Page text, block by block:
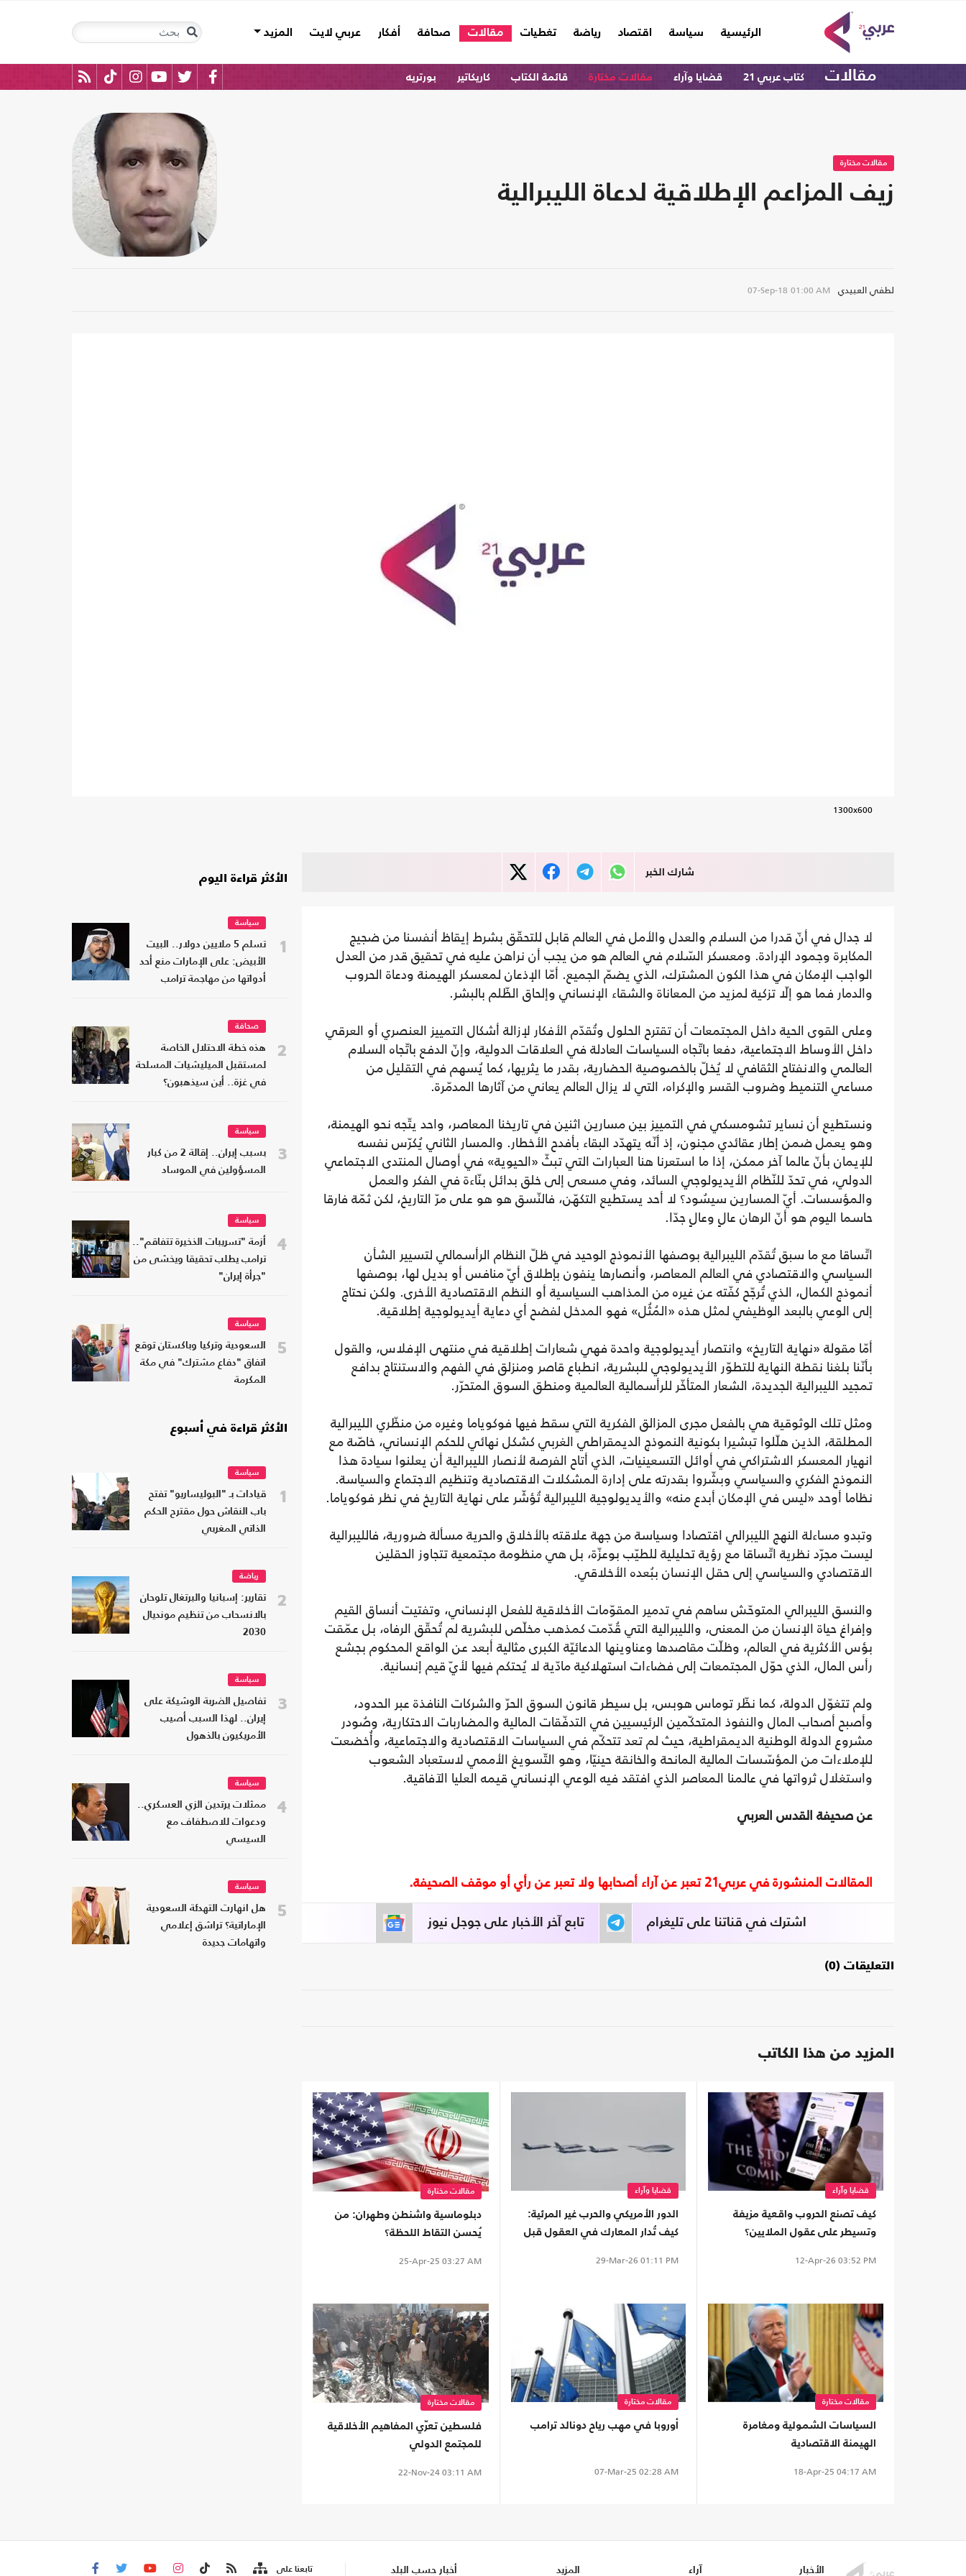
الرئيسية
(current) سياسة اقتصاد رياضة تغطيات مقالات صحافة أفكار عربي لايت المزيد
مقالات كتاب عربي 21 قضايا وآراء مقالات مختارة قائمة الكتاب كاريكاتير بورتريه
مقالات مختارة
زيف المزاعم الإطلاقية لدعاة الليبرالية
لطفي العبيدي 07-Sep-18 01:00 AM
1300x600
شارك الخبر
لا جدال في أنّ قدرا من السلام والعدل والأمل في العالم قابل للتحقّق بشرط إيقاظ أنفسنا من ضجيج
المكابرة وجمود الإرادة. ومعسكر السّلام في العالم هو من يجب أن نراهن عليه في تحقيق قدر من العدل
الواجب الإمكان في هذا الكون المشترك، الذي يضمّ الجميع. أمّا الإذعان لمعسكر الهيمنة ودعاة الحروب
والدمار فما هو إلّا تزكية لمزيد من المعاناة والشقاء الإنساني وإلحاق الظّلم بالبشر.
وعلى القوى الحية داخل المجتمعات أن تقترح الحلول وتُقدّم الأفكار لإزالة أشكال التمييز العنصري أو العرقي
داخل الأوساط الاجتماعية، دفعا باتّجاه السياسات العادلة في العلاقات الدولية، وإنّ الدفع باتّجاه السلام
العالمي والانفتاح الثقافي لا يُخلّ بالخصوصية الحضارية، بقدر ما يثريها، كما يُسهم في التقليل من
مساعي التنميط وضروب القسر والإكراه، التي لا يزال العالم يعاني من آثارها المدمّرة.
ونستطيع أن نساير تشومسكي في التمييز بين مسارين اثنين في تاريخنا المعاصر، واحد يتّجه نحو الهيمنة،
وهو يعمل ضمن إطار عقائدي مجنون، إذ أنّه يتهدّد البقاء بأفدح الأخطار. والمسار الثاني يُكرّس نفسه
للإيمان بأنّ عالما آخر ممكن، إذا ما استعرنا هنا العبارات التي تبثّ «الحيوية» في أوصال المنتدى الاجتماعي
الدولي، في تحدّ للنّظام الأيديولوجي السائد، وفي مسعى إلى خلق بدائل بنّاءة في الفكر والعمل
والمؤسسات. أيّ المسارين سيسُود؟ لا أحد يستطيع التكهّن، فالنّسق هو هو على مرّ التاريخ، لكن ثمّة فارقا
حاسما اليوم هو أنّ الرهان عالٍ وعالٍ جدّا.
اتّساقا مع ما سبق تُقدّم الليبرالية بوصفها الأنموذج الوحيد في ظلّ النظام الرأسمالي لتسيير الشأن
السياسي والاقتصادي في العالم المعاصر، وأنصارها ينفون بإطلاق أيّ منافس أو بديل لها، بوصفها
أنموذج الكمال، الذي تُرجّح كفّته عن غيره من المذاهب السياسية أو النظم الاقتصادية الأخرى. ولكن نحتاج
إلى الوعي بالبعد الوظيفي لمثل هذه «المُثُل» فهو المدخل لفضح أي دعاية أيديولوجية إطلاقية.
أمّا مقولة «نهاية التاريخ» وانتصار أيديولوجية واحدة فهي شعارات إطلاقية في منتهى الإفلاس، والقول
بأنّنا بلغنا نقطة النهاية للتطوّر الأيديولوجي للبشرية، انطباع قاصر ومنزلق في الفهم والاستنتاج بدافع
تمجيد الليبرالية الجديدة، الشعار المتأخّر للرأسمالية العالمية ومنطق السوق المتحرّر.
ومثل تلك الوثوقية هي بالفعل مجرى المزالق الفكرية التي سقط فيها فوكوياما وغيره من منظّري الليبرالية
المطلقة، الذين هلّلوا تبشيرا بكونية النموذج الديمقراطي الغربي كشكل نهائي للحكم الإنساني، خاصّة مع
انهيار المعسكر الاشتراكي في أوائل التسعينيات، الذي أتاح الفرصة لأنصار الليبرالية أن يعلنوا سيادة هذا
النموذج الفكري والسياسي وبشّروا بقدرته على إدارة المشكلات الاقتصادية وتنظيم الاجتماع والسياسة.
نظاما أوحد «ليس في الإمكان أبدع منه» والأيديولوجية الليبرالية تُؤشّر على نهاية التاريخ في نظر فوكوياما.
وتبدو مساءلة النهج الليبرالي اقتصادا وسياسة من جهة علاقته بالأخلاق والحرية مسألة ضرورية، فالليبرالية
ليست مجرّد نظرية اتّساقا مع رؤية تحليلية للطيّب بوعزّة، بل هي منظومة مجتمعية تتجاوز الحقلين
الاقتصادي والسياسي إلى حقل الإنسان ببُعده الأخلاقي.
والنسق الليبرالي المتوحّش ساهم في تدمير المقوّمات الأخلاقية للفعل الإنساني، وتفتيت أنساق القيم
وإفراغ حياة الإنسان من المعنى، والليبرالية التي قُدّمت كمذهب مخلّص للبشرية لم تُحقّق الرفاه، بل عمّقت
بؤس الأكثرية في العالم، وظلّت مقاصدها وعناوينها الدعائيّة الكبرى مثالية أبعد عن الواقع المحكوم بجشع
رأس المال، الذي حوّل المجتمعات إلى فضاءات استهلاكية مادّية لا يُحتكم فيها لأيّ قيم إنسانية.
ولم تتغوّل الدولة، كما نظّر توماس هوبس، بل سيطر قانون السوق الحرّ والشركات النافذة عبر الحدود،
وأصبح أصحاب المال والنفوذ المتحكّمين الرئيسيين في التدفّقات المالية والمضاربات الاحتكارية، وصُودر
مشروع الدولة الوطنية الديمقراطية، حيث لم تعد تتحكّم في السياسات الاقتصادية والاجتماعية، وأُخضعت
للإملاءات من المؤسّسات المالية المانحة والخانقة حينيّا، وهو التّسويغ الأممي لاستعباد الشعوب
واستغلال ثرواتها في عالمنا المعاصر الذي افتقد فيه الوعي الإنساني قيمه العليا الآفاقية.
عن صحيفة القدس العربي
المقالات المنشورة في عربي21 تعبر عن آراء أصحابها ولا تعبر عن رأي أو موقف الصحيفة.
تابع آخر الأخبار على جوجل نيوز اشترك في قناتنا على تليغرام
التعليقات (0)
المزيد من هذا الكاتب
قضايا وآراء
كيف تصنع الحروب واقعية مزيفة
وتسيطر على عقول الملايين؟
12-Apr-26 03:52 PM
قضايا وآراء
الدور الأمريكي والحرب غير المرئية:
كيف تُدار المعارك في العقول قبل
29-Mar-26 01:11 PM
مقالات مختارة
دبلوماسية واشنطن وطهران: من
يُحسن التقاط اللحظة؟
25-Apr-25 03:27 AM
مقالات مختارة
السياسات الشمولية ومغامرة
الهيمنة الاقتصادية
18-Apr-25 04:17 AM
مقالات مختارة
أوروبا في مهب رياح دونالد ترامب
07-Mar-25 02:28 AM
مقالات مختارة
فلسطين تعرّي المفاهيم الأخلاقية
للمجتمع الدولي
22-Nov-2403:11 AM
الأكثر قراءة اليوم
1
سياسة
تسلم 5 ملايين دولار.. البيت
الأبيض: على الإمارات منع أحد
أدواتها من مهاجمة ترامب
2
صحافة
هذه خطة الاحتلال الخاصة
لمستقبل الميليشيات المسلحة
في غزة.. أين سيذهبون؟
3
سياسة
بسبب إيران.. إقالة 2 من كبار
المسؤولين في الموساد
4
سياسة
أزمة "تسريبات الذخيرة تتفاقم"..
ترامب يطلب تحقيقا ويخشى من
"جرأة إيران"
5
سياسة
السعودية وتركيا وباكستان توقع
اتفاق "دفاع مشترك" في مكة
المكرمة
الأكثر قراءة في أسبوع
1
سياسة
قيادات بـ "البوليساريو" تفتح
باب النقاش حول مقترح الحكم
الذاتي المغربي
2
رياضة
تقارير: إسبانيا والبرتغال تلوحان
بالانسحاب من تنظيم مونديال
2030
3
سياسة
تفاصيل الضربة الوشيكة على
إيران.. لهذا السبب أصيب
الأمريكيون بالذهول
4
سياسة
ممثلات يرتدين الزي العسكري..
ودعوات للاصطفاف مع
السيسي
5
سياسة
هل انهارت التهدئة السعودية
الإماراتية؟ تراشق إعلامي
واتهامات جديدة
الأخبار آراء المزيد أخبار حسب البلد تابعنا على